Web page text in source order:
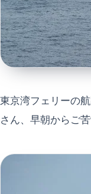
東京湾フェリーの
さん、早朝からご苦